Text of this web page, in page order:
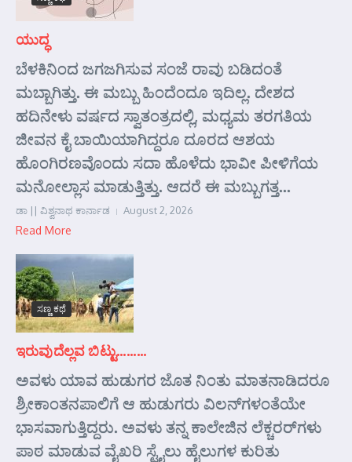
ಯುದ್ಧ
ಬೆಳಕಿನಿಂದ ಜಗಜಗಿಸುವ ಸಂಜೆ ರಾವು ಬಡಿದಂತೆ
ಮಬ್ಬಾಗಿತ್ತು. ಈ ಮಬ್ಬು ಹಿಂದೆಂದೂ ಇದಿಲ್ಲ. ದೇಶದ
ಹದಿನೇಳು ವರ್ಷದ ಸ್ವಾತಂತ್ರದಲ್ಲಿ, ಮಧ್ಯಮ ತರಗತಿಯ
ಜೀವನ ಕೈ ಬಾಯಿಯಾಗಿದ್ದರೂ ದೂರದ ಆಶಯ
ಹೊಂಗಿರಣವೊಂದು ಸದಾ ಹೊಳೆದು ಭಾವೀ ಪೀಳಿಗೆಯ
ಮನೋಲ್ಲಾಸ ಮಾಡುತ್ತಿತ್ತು. ಆದರೆ ಈ ಮಬ್ಬುಗತ್ತ...
ಡಾ || ವಿಶ್ವನಾಥ ಕಾರ್ನಾಡ August 2, 2026
Read More
ಸಣ್ಣ ಕಥೆ
ಇರುವುದೆಲ್ಲವ ಬಿಟ್ಟು………
ಅವಳು ಯಾವ ಹುಡುಗರ ಜೊತ ನಿಂತು ಮಾತನಾಡಿದರೂ
ಶ್ರೀಕಾಂತನಪಾಲಿಗೆ ಆ ಹುಡುಗರು ವಿಲನ್‌ಗಳಂತೆಯೇ
ಭಾಸವಾಗುತ್ತಿದ್ದರು. ಅವಳು ತನ್ನ ಕಾಲೇಜಿನ ಲೆಕ್ಚರರ್‌ಗಳು
ಪಾಠ ಮಾಡುವ ವೈಖರಿ ಸ್ಟೈಲು ಹೈಲುಗಳ ಕುರಿತು